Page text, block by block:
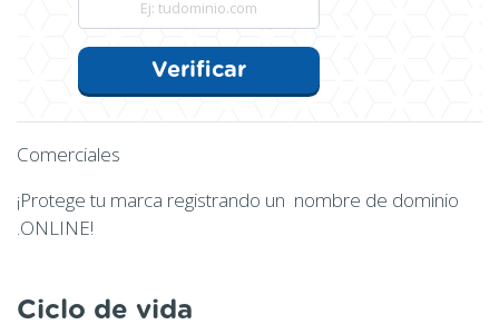
Verificar
Comerciales
¡Protege tu marca registrando un nombre de dominio
.ONLINE!
Ciclo de vida